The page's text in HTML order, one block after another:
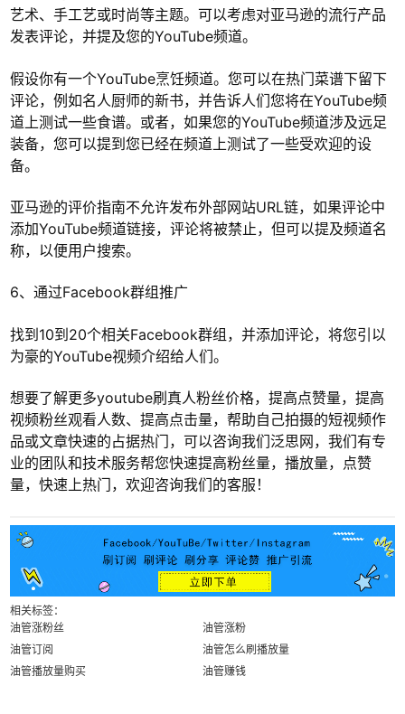
艺术、手工艺或时尚等主题。可以考虑对亚马逊的流行产品
发表评论，并提及您的YouTube频道。
假设你有一个YouTube烹饪频道。您可以在热门菜谱下留下
评论，例如名人厨师的新书，并告诉人们您将在YouTube频
道上测试一些食谱。或者，如果您的YouTube频道涉及远足
装备，您可以提到您已经在频道上测试了一些受欢迎的设
备。
亚马逊的评价指南不允许发布外部网站URL链，如果评论中
添加YouTube频道链接，评论将被禁止，但可以提及频道名
称，以便用户搜索。
6、通过Facebook群组推广
找到10到20个相关Facebook群组，并添加评论，将您引以
为豪的YouTube视频介绍给人们。
想要了解更多youtube刷真人粉丝价格，提高点赞量，提高
视频粉丝观看人数、提高点击量，帮助自己拍摄的短视频作
品或文章快速的占据热门，可以咨询我们泛思网，我们有专
业的团队和技术服务帮您快速提高粉丝量，播放量，点赞
量，快速上热门，欢迎咨询我们的客服！
相关标签：
油管涨粉丝
油管涨粉
油管订阅
油管怎么刷播放量
油管播放量购买
油管赚钱